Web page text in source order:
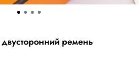
ремень